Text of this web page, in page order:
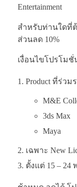
Entertainment
สำหรับท่านใดที่ต้
ส่วนลด 10%
เงื่อนไขโปรโมชั่
Product ที่ร่วม
M&E
3ds Max
Maya
เฉพาะ New
ตั้งแต่ 15 – 24